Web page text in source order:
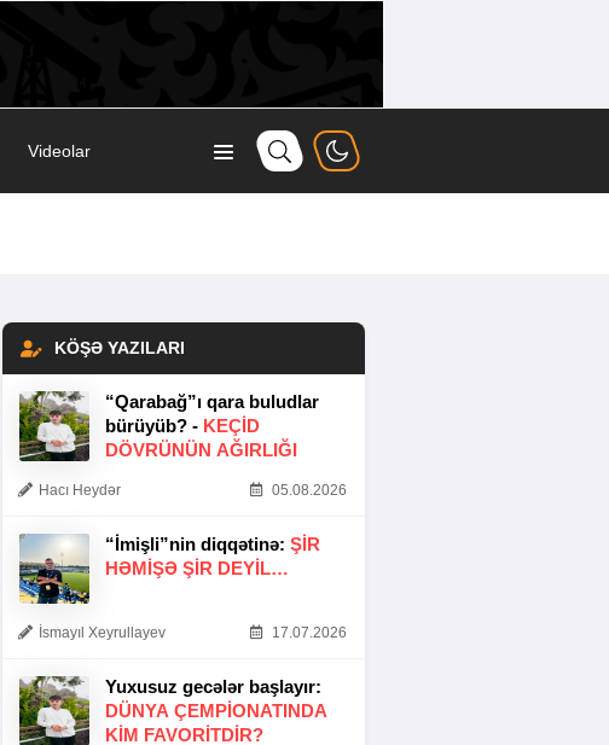
Videolar
KÖŞƏ YAZILARI
“Qarabağ”ı qara buludlar
bürüyüb? - KEÇID
DÖVRÜNÜN AĞIRLIĞI
Hacı Heydər 05.08.2026
“İmişli”nin diqqətinə: ŞIR
HƏMIŞƏ ŞIR DEYIL…
İsmayıl Xeyrullayev 17.07.2026
Yuxusuz gecələr başlayır:
DÜNYA ÇEMPIONATINDA
KIM FAVORITDIR?